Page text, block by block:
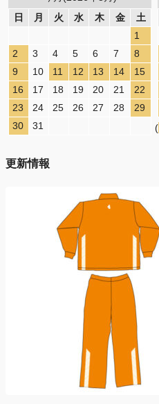
日
月 火 水 木 金
土
1
2
3 4 5 6 7
8
9
10 11 12 13 14
15
16
17 18 19 20 21
22
23
24 25 26 27 28
29
30
31
(
更新情報